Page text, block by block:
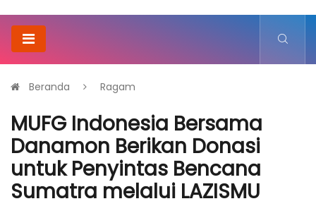
Beranda Ragam
MUFG Indonesia Bersama
Danamon Berikan Donasi
untuk Penyintas Bencana
Sumatra melalui LAZISMU